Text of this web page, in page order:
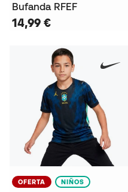
Bufanda RFEF
14,99 €
OFERTA NIÑOS